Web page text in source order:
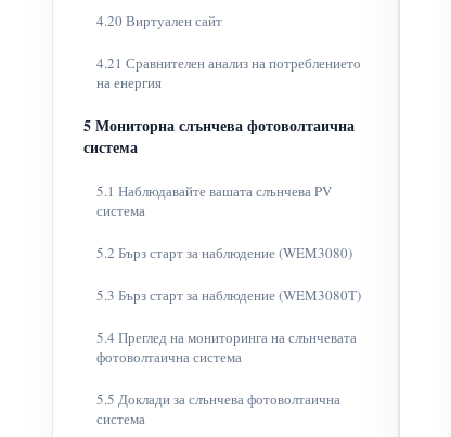
4.20 Виртуален сайт
4.21 Сравнителен анализ на потреблението
на енергия
5 Мониторна слънчева фотоволтаична
система
5.1 Наблюдавайте вашата слънчева PV
система
5.2 Бърз старт за наблюдение (WEM3080)
5.3 Бърз старт за наблюдение (WEM3080T)
5.4 Преглед на мониторинга на слънчевата
фотоволтаична система
5.5 Доклади за слънчева фотоволтаична
система